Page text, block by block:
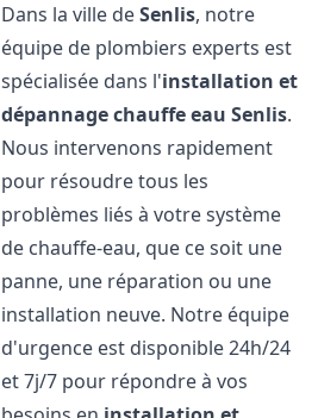
Dans la ville deSenlis, notre
équipe de plombiers experts est
spécialisée dans l'installation et
dépannage chauffe eau Senlis.
Nous intervenons rapidement
pour résoudre tous les
problèmes liés à votre système
de chauffe-eau, que ce soit une
panne, une réparation ou une
installation neuve. Notre équipe
d'urgence est disponible 24h/24
et 7j/7 pour répondre à vos